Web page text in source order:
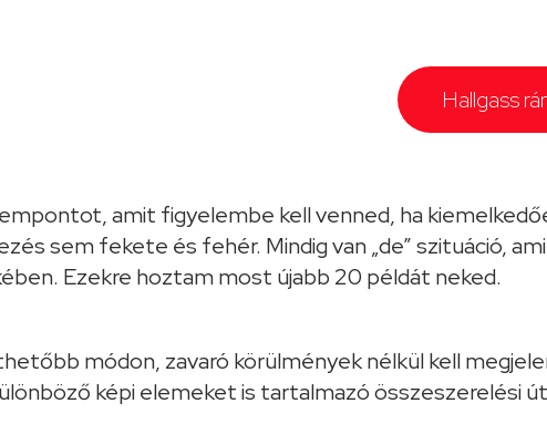
Hallgass
amit figyelembe kell venned, ha
sem fekete és fehér. Mindig van „de” szituáció,
Ezekre hoztam most újabb 20 példát neked.
módon, zavaró körülmények nélkül kell
képi elemeket is tartalmazó összeszerelési